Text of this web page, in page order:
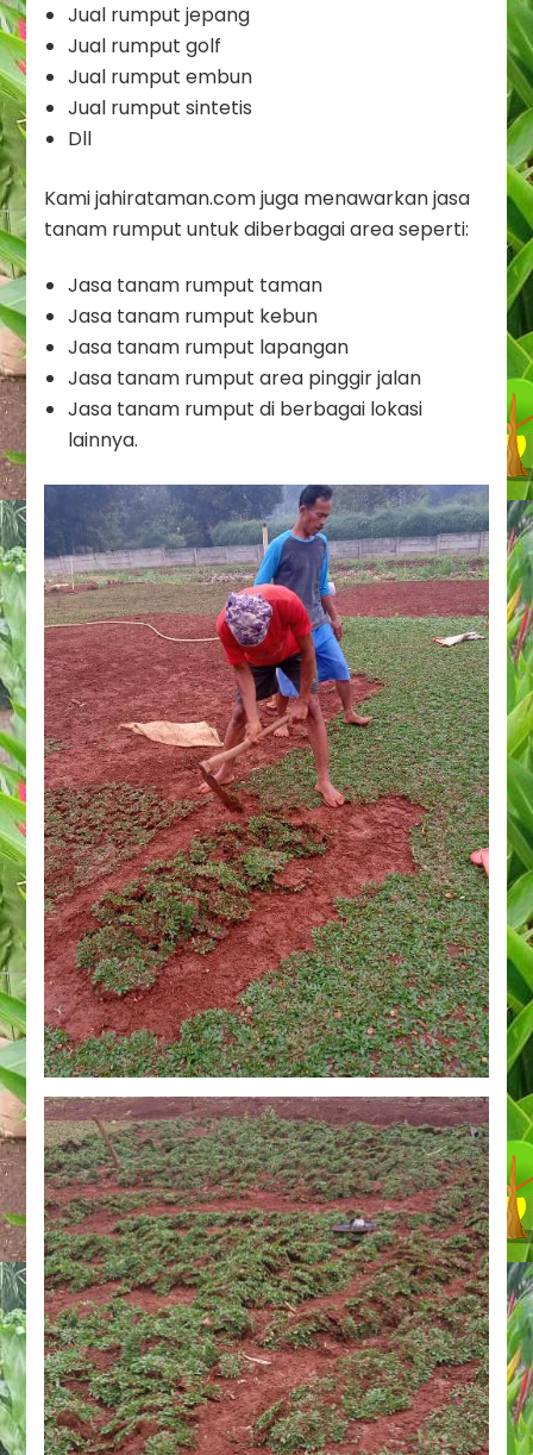
Jual rumput jepang
Jual rumput golf
Jual rumput embun
Jual rumput sintetis
Dll
Kami jahirataman.com juga menawarkan jasa
tanam rumput untuk diberbagai area seperti:
Jasa tanam rumput taman
Jasa tanam rumput kebun
Jasa tanam rumput lapangan
Jasa tanam rumput area pinggir jalan
Jasa tanam rumput di berbagai lokasi
lainnya.